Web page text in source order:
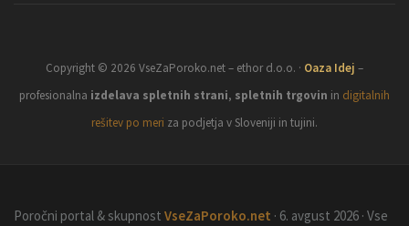
Copyright © 2026 VseZaPoroko.net – ethor d.o.o. · Oaza Idej –
profesionalna izdelava spletnih strani, spletnih trgovin in digitalnih
rešitev po meri za podjetja v Sloveniji in tujini.
Poročni portal & skupnost VseZaPoroko.net · 6. avgust 2026 · Vse